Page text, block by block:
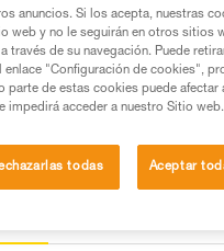
anuncios. Si los acepta, nuestras
web y no le seguirán en otros sitios
de su navegación. Puede
"Configuración de cookies",
de estas cookies puede afectar
impedirá acceder a nuestro Sitio web.
todas Aceptar